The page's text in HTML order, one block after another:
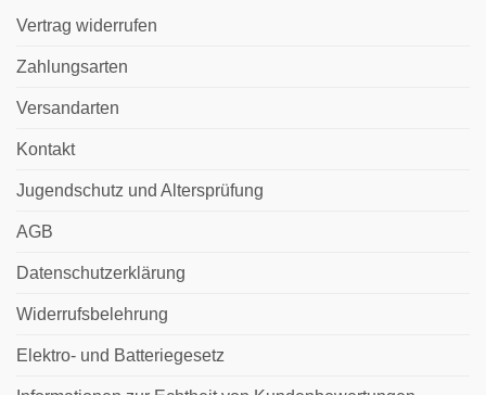
Vertrag widerrufen
Zahlungsarten
Versandarten
Kontakt
Jugendschutz und Altersprüfung
AGB
Datenschutzerklärung
Widerrufsbelehrung
Elektro- und Batteriegesetz